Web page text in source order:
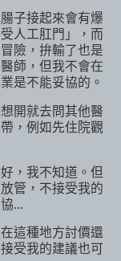
子接起來會有爆
人工肛門」，而
險，拚輸了也是
師，但我不會在
是不能妥協的。
開就去問其他醫
，例如先住院觀
，我不知道。但
管，不接受我的
...
這種地方討價還
受我的建議也可